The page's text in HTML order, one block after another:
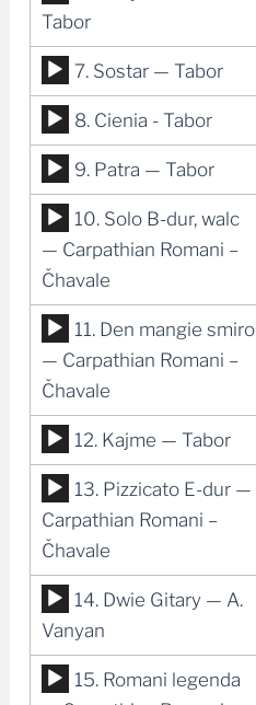
plików
dźwiękowych
Tabor
Odtwarzacz
plików
dźwiękowych
7. Sostar — Tabor
Odtwarzacz
plików
dźwiękowych
8. Cienia - Tabor
Odtwarzacz
plików
dźwiękowych
9. Patra — Tabor
Odtwarzacz
plików
dźwiękowych
10. Solo B-dur, walc
— Carpathian Romani –
Čhavale
Odtwarzacz
plików
dźwiękowych
11. Den mangie smiro
— Carpathian Romani –
Čhavale
Odtwarzacz
plików
dźwiękowych
12. Kajme — Tabor
Odtwarzacz
plików
dźwiękowych
13. Pizzicato E-dur —
Carpathian Romani –
Čhavale
Odtwarzacz
plików
dźwiękowych
14. Dwie Gitary — A.
Vanyan
Odtwarzacz
15. Romani legenda